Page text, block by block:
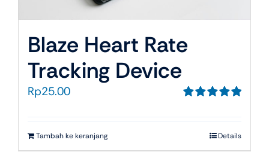
Blaze Heart Rate
Tracking Device
Rp25.00
Tambah ke keranjang Details